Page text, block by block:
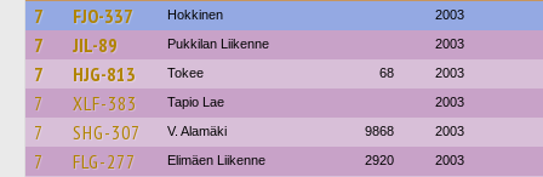
7 FJO-337 Hokkinen 2003
7 JIL-89 Pukkilan Liikenne 2003
7 HJG-813 Tokee 68 2003
7 XLF-383 Tapio Lae 2003
7 SHG-307 V. Alamäki 9868 2003
7 FLG-277 Elimäen Liikenne 2920 2003